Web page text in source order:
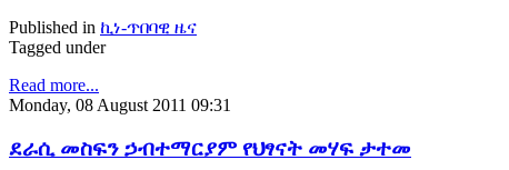
Published in ኪነ-ጥበባዊ ዜና
Tagged under
Read more...
Monday, 08 August 2011 09:31
ደራሲ መስፍን ኃብተማርያም የህፃናት መሃፍ ታተመ